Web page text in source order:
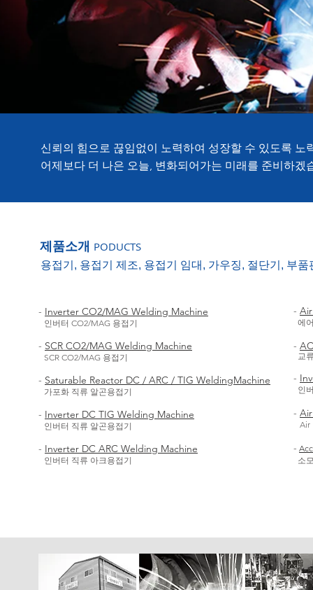
신뢰의 힘으로 끊임없이 노력하여 성장할 수 있도록 노
어제보다 더 나은 오늘, 변화되어가는 미래를 준비하겠
제품소개 PODUCTS
용접기, 용접기 제조, 용접기 임대, 가우징, 절단기, 부품
- Inverter CO2/MAG Welding Machine
인버터 CO2/MAG 용접기
- SCR CO2/MAG Welding Machine
SCR CO2/MAG 용접기
- Saturable Reactor DC / ARC / TIG WeldingMachine
가포화 직류 알곤용접기
- Inverter DC TIG Welding Machine
인버터 직류 알곤용접기
- Inverter DC ARC Welding Machine
인버터 직류 아크용접기
-
에
-
교
-
인
-
Air
-
소